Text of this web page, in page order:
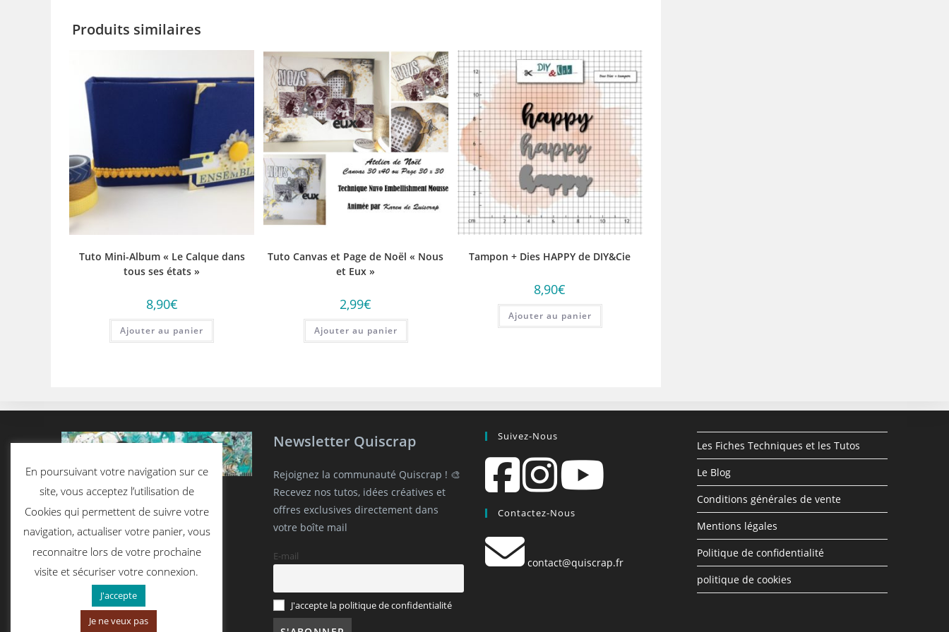
Produits similaires
Tuto Mini-Album « Le Calque dans
tous ses états »
8,90€
Ajouter au panier
Tuto Canvas et Page de Noël « Nous
et Eux »
2,99€
Ajouter au panier
Tampon + Dies HAPPY de DIY&Cie
8,90€
Ajouter au panier
Newsletter Quiscrap
Rejoignez la communauté Quiscrap ! 🎨
Recevez nos tutos, idées créatives et
offres exclusives directement dans
votre boîte mail
E-mail
J'accepte la politique de confidentialité
Suivez-Nous
Contactez-Nous
contact@quiscrap.fr
Les Fiches Techniques et les Tutos
Le Blog
Conditions générales de vente
Mentions légales
Politique de confidentialité
politique de cookies
En poursuivant votre navigation sur ce
site, vous acceptez l’utilisation de
Cookies qui permettent de suivre votre
navigation, actualiser votre panier, vous
reconnaitre lors de votre prochaine
visite et sécuriser votre connexion.
J'accepte
Je ne veux pas